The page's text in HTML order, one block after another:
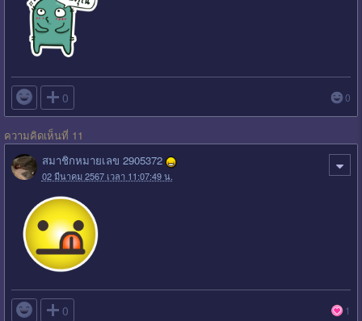
 0 0
ความคิดเห็นที่ 11
สมาชิกหมายเลข 2905372
02 มีนาคม 2567 เวลา 11:07:49 น.
 0 1